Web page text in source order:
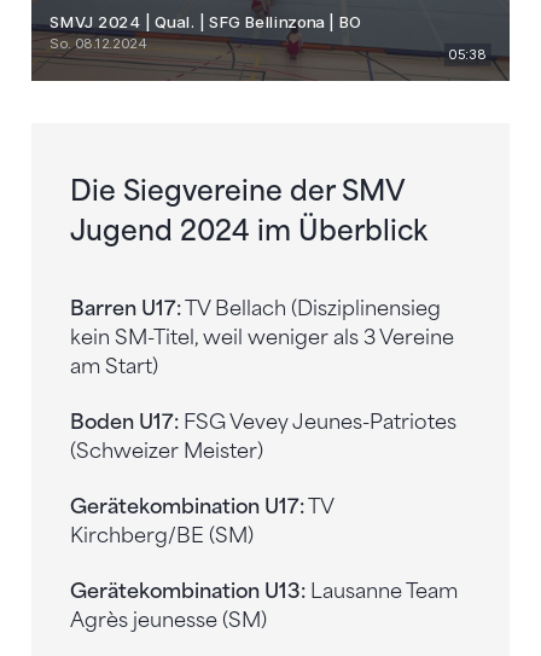
Die Siegvereine der SMV
Jugend 2024 im Überblick
Barren U17: TV Bellach (Disziplinensieg
kein SM-Titel, weil weniger als 3 Vereine
am Start)
Boden U17: FSG Vevey Jeunes-Patriotes
(Schweizer Meister)
Gerätekombination U17: TV
Kirchberg/BE (SM)
Gerätekombination U13: Lausanne Team
Agrès jeunesse (SM)